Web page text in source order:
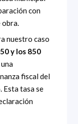
con
obra.
nuestro caso
y los 850
fiscal del
Esta tasa se